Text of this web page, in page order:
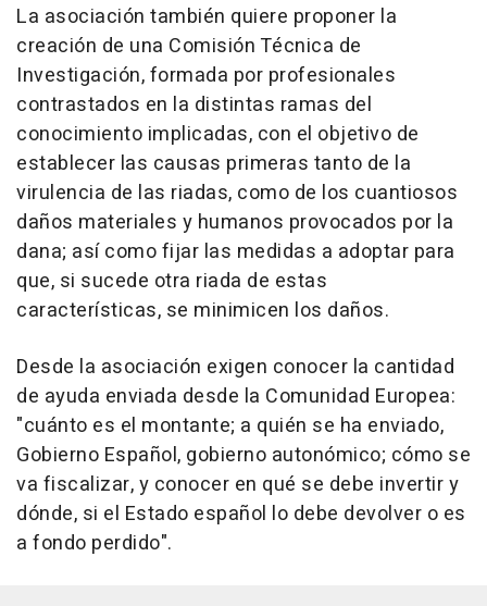
La asociación también quiere proponer la
creación de una Comisión Técnica de
Investigación, formada por profesionales
contrastados en la distintas ramas del
conocimiento implicadas, con el objetivo de
establecer las causas primeras tanto de la
virulencia de las riadas, como de los cuantiosos
daños materiales y humanos provocados por la
dana; así como fijar las medidas a adoptar para
que, si sucede otra riada de estas
características, se minimicen los daños.
Desde la asociación exigen conocer la cantidad
de ayuda enviada desde la Comunidad Europea:
"cuánto es el montante; a quién se ha enviado,
Gobierno Español, gobierno autonómico; cómo se
va fiscalizar, y conocer en qué se debe invertir y
dónde, si el Estado español lo debe devolver o es
a fondo perdido".